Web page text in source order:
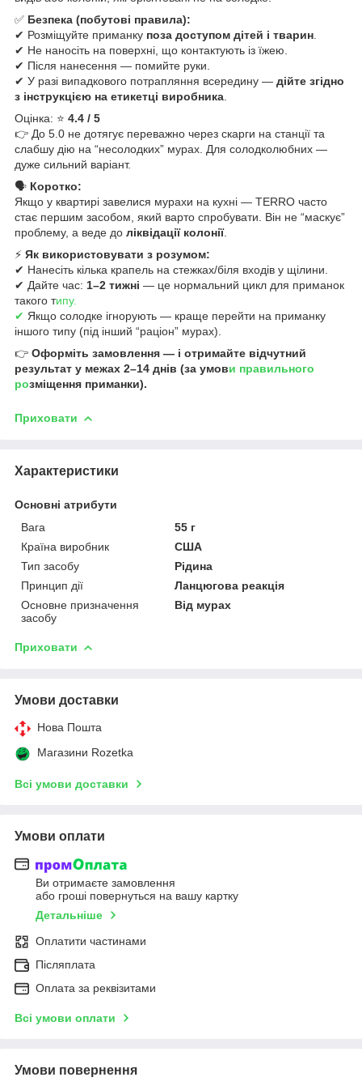
✅ Безпека (побутові правила):
✔ Розміщуйте приманку поза доступом дітей і тварин
✔ Не наносіть на поверхні, що контактують із їжею.
✔ Після нанесення — помийте руки.
✔ У разі випадкового потрапляння всередину — дійте згідно
з інструкцією на етикетці виробника
Оцінка: ⭐ 4.4 / 5
👉 До 5.0 не дотягує переважно через скарги на станції та
слабшу дію на “несолодких” мурах. Для солодколюбних —
дуже сильний варіант.
🗣 Коротко:
Якщо у квартирі завелися мурахи на кухні — TERRO часто
стає першим засобом, який варто спробувати. Він не “маскує”
проблему, а веде до ліквідації колонії.
⚡ Як використовувати з розумом:
✔ Нанесіть кілька крапель на стежках/біля входів у щілини.
✔ Дайте час: 1–2 тижні — це нормальний цикл для приманок
такого типу.
✔ Якщо солодке ігнорують — краще перейти на приманку
іншого типу (під інший “раціон” мурах).
👉 Оформіть замовлення — і отримайте відчутний
результат у межах 2–14 днів (за умови правильного
розміщення приманки).
Приховати
Характеристики
Основні атрибути
Вага
55 г
Країна виробник
США
Тип засобу
Рідина
Принцип дії
Ланцюгова реакція
Основне призначення
засобу
Від мурах
Приховати
Умови доставки
Нова Пошта
Магазини Rozetka
Всі умови доставки
Умови оплати
Ви отримаєте замовлення
або гроші повернуться на вашу картку
Детальніше
Оплатити частинами
Післяплата
Оплата за реквізитами
Всі умови оплати
Умови повернення